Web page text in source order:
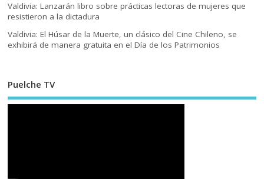
Valdivia: Lanzarán libro sobre prácticas lectoras de mujeres que
resistieron a la dictadura
Valdivia: El Húsar de la Muerte, un clásico del Cine Chileno, se
exhibirá de manera gratuita en el Día de los Patrimonios
Puelche TV